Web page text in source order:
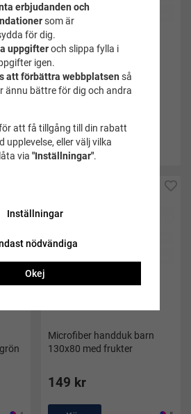
(2)
Dykring slät röd - Soak
Köp
Microfiber handduk barn
130x80 med frukter
149 kr
erbjudanden och
som är
för dig.
uppgifteroch slippa fylla i
igen.
att förbättra webbplatsen så
ännu bättre för dig och andra
att få tillgång till din rabatt
upplevelse, eller välj vilka
via "Inställningar".
Inställningar
nödvändiga
Okej